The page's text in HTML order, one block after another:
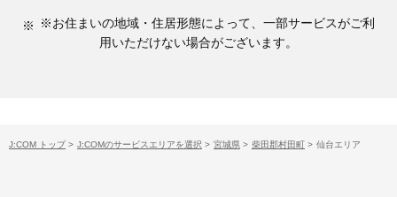
※お住まいの地域・住居形態によって、一部サービスがご利
用いただけない場合がございます。
J:COM トップ > J:COMのサービスエリアを選択 > 宮城県 > 柴田郡村田町 > 仙台エリア